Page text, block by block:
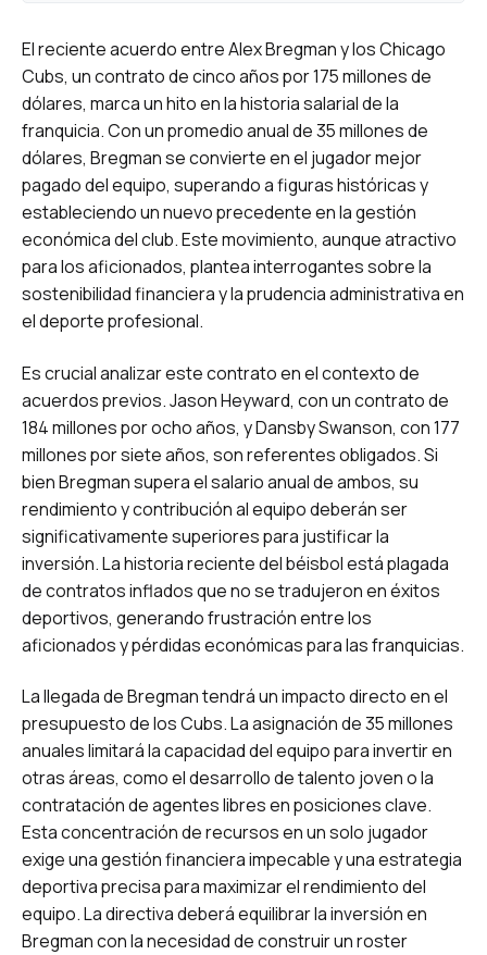
El reciente acuerdo entre Alex Bregman y los Chicago
Cubs, un contrato de cinco años por 175 millones de
dólares, marca un hito en la historia salarial de la
franquicia. Con un promedio anual de 35 millones de
dólares, Bregman se convierte en el jugador mejor
pagado del equipo, superando a figuras históricas y
estableciendo un nuevo precedente en la gestión
económica del club. Este movimiento, aunque atractivo
para los aficionados, plantea interrogantes sobre la
sostenibilidad financiera y la prudencia administrativa en
el deporte profesional.
Es crucial analizar este contrato en el contexto de
acuerdos previos. Jason Heyward, con un contrato de
184 millones por ocho años, y Dansby Swanson, con 177
millones por siete años, son referentes obligados. Si
bien Bregman supera el salario anual de ambos, su
rendimiento y contribución al equipo deberán ser
significativamente superiores para justificar la
inversión. La historia reciente del béisbol está plagada
de contratos inflados que no se tradujeron en éxitos
deportivos, generando frustración entre los
aficionados y pérdidas económicas para las franquicias.
La llegada de Bregman tendrá un impacto directo en el
presupuesto de los Cubs. La asignación de 35 millones
anuales limitará la capacidad del equipo para invertir en
otras áreas, como el desarrollo de talento joven o la
contratación de agentes libres en posiciones clave.
Esta concentración de recursos en un solo jugador
exige una gestión financiera impecable y una estrategia
deportiva precisa para maximizar el rendimiento del
equipo. La directiva deberá equilibrar la inversión en
Bregman con la necesidad de construir un roster